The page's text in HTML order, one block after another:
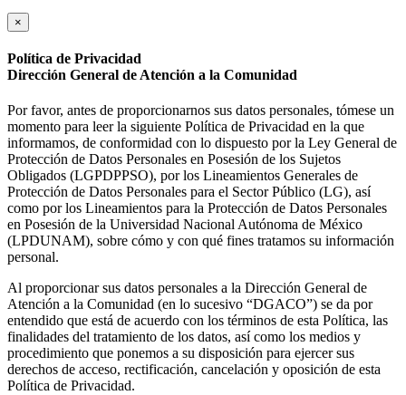
×
Política de Privacidad
Dirección General de Atención a la Comunidad
Por favor, antes de proporcionarnos sus datos personales, tómese un
momento para leer la siguiente Política de Privacidad en la que
informamos, de conformidad con lo dispuesto por la Ley General de
Protección de Datos Personales en Posesión de los Sujetos
Obligados (LGPDPPSO), por los Lineamientos Generales de
Protección de Datos Personales para el Sector Público (LG), así
como por los Lineamientos para la Protección de Datos Personales
en Posesión de la Universidad Nacional Autónoma de México
(LPDUNAM), sobre cómo y con qué fines tratamos su información
personal.
Al proporcionar sus datos personales a la Dirección General de
Atención a la Comunidad (en lo sucesivo “DGACO”) se da por
entendido que está de acuerdo con los términos de esta Política, las
finalidades del tratamiento de los datos, así como los medios y
procedimiento que ponemos a su disposición para ejercer sus
derechos de acceso, rectificación, cancelación y oposición de esta
Política de Privacidad.